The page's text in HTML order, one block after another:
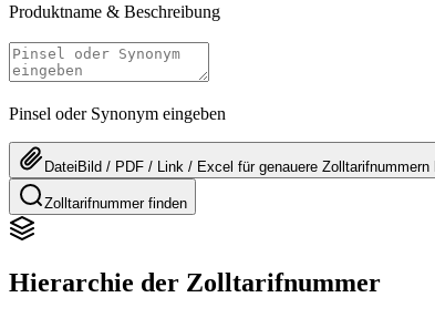
Produktname & Beschreibung
Pinsel oder Synonym eingeben
Datei Bild / PDF / Link / Excel für genauere Zolltarifnummern
Zolltarifnummer finden
Hierarchie der Zolltarifnummer